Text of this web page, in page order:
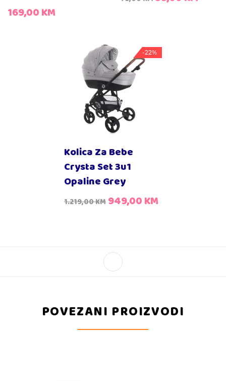
169,00KM
-22%
Kolica Za Bebe
Crysta Set 3u1
Opaline Grey
1.219,00KM 949,00KM
POVEZANI PROIZVODI